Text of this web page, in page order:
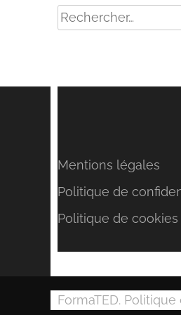
Rechercher :
Mentions légales
Politique de
Politique de cookies
FormaTED. Politique